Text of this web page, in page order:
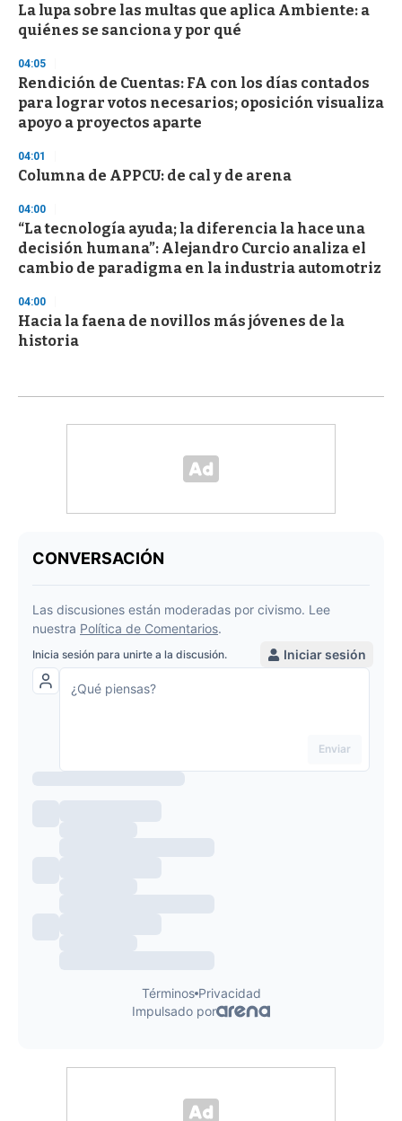
La lupa sobre las multas que aplica Ambiente: a
quiénes se sanciona y por qué
04:05
Rendición de Cuentas: FA con los días contados
para lograr votos necesarios; oposición visualiza
apoyo a proyectos aparte
04:01
Columna de APPCU: de cal y de arena
04:00
“La tecnología ayuda; la diferencia la hace una
decisión humana”: Alejandro Curcio analiza el
cambio de paradigma en la industria automotriz
04:00
Hacia la faena de novillos más jóvenes de la
historia